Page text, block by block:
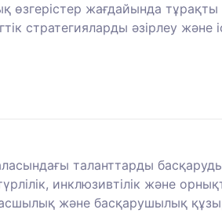
жағдайында
стратегияларды әзірлеу
таланттарды
инклюзивтілік және
және басқарушылық